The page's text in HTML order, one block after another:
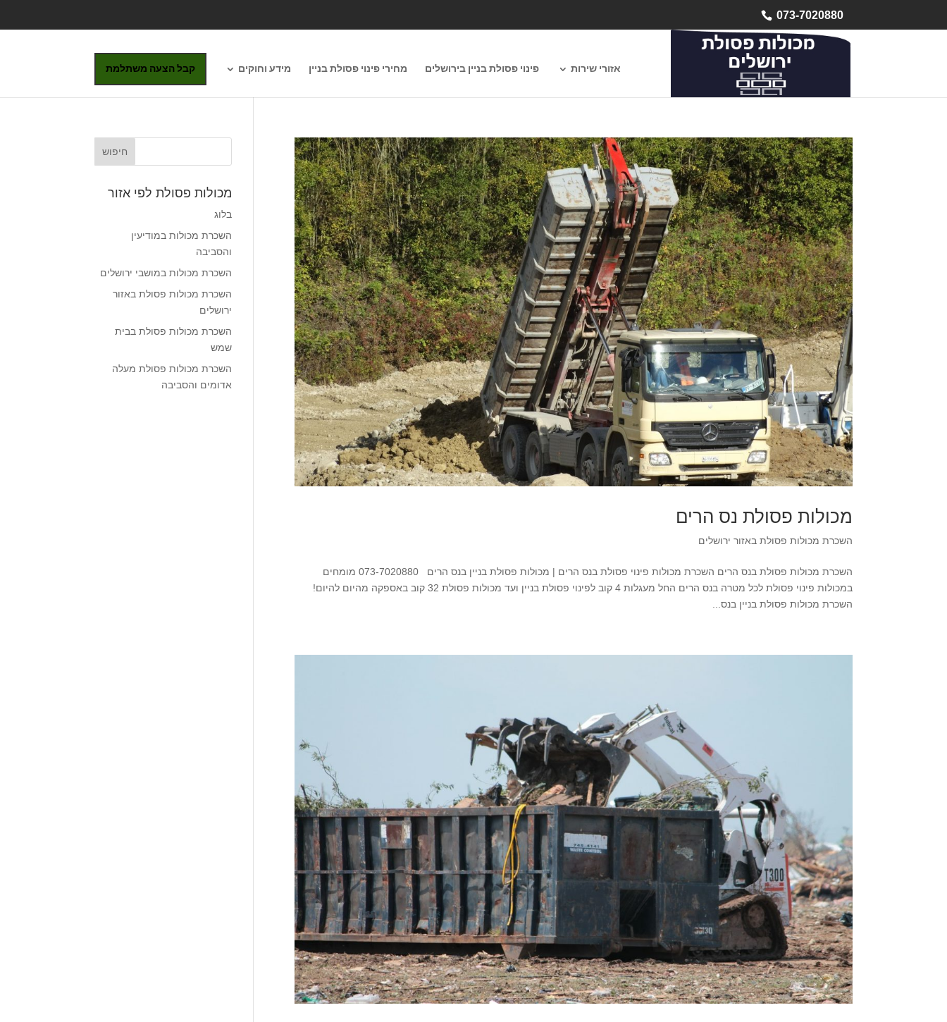
073-7020880
אזורי שירות פינוי פסולת בניין בירושלים מחירי פינוי פסולת בניין מידע וחוקים קבל הצעה משתלמת
מכולות פסולת נס הרים
השכרת מכולות פסולת באזור ירושלים
השכרת מכולות פסולת בנס הרים השכרת מכולות פינוי פסולת בנס הרים | מכולות פסולת בניין בנס הרים 073-7020880 מומחים
במכולות פינוי פסולת לכל מטרה בנס הרים החל מעגלות 4 קוב לפינוי פסולת בניין ועד מכולות פסולת 32 קוב באספקה מהיום להיום!
השכרת מכולות פסולת בניין בנס...
מכולות פסולת לפי אזור
בלוג
השכרת מכולות במודיעין
והסביבה
השכרת מכולות במושבי ירושלים
השכרת מכולות פסולת באזור
ירושלים
השכרת מכולות פסולת בבית
שמש
השכרת מכולות פסולת מעלה
אדומים והסביבה